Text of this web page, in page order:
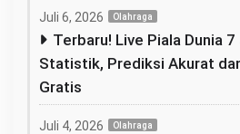
Juli 6, 2026 Olahraga
Terbaru! Live Piala Dunia
Statistik, Prediksi Akurat
Gratis
Juli 4, 2026 Olahraga